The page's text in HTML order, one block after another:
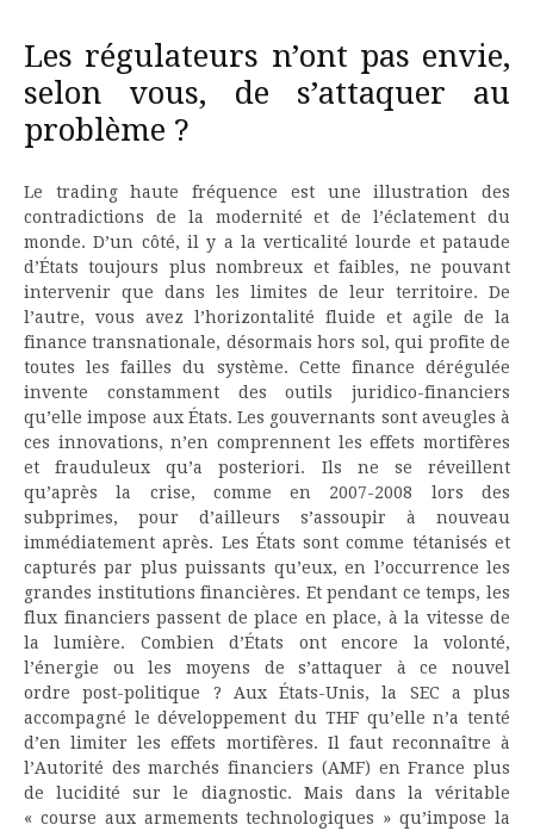
Les régulateurs n’ont pas envie,
selon vous, de s’attaquer au
problème ?
Le trading haute fréquence est une illustration des
contradictions de la modernité et de l’éclatement du
monde. D’un côté, il y a la verticalité lourde et pataude
d’États toujours plus nombreux et faibles, ne pouvant
intervenir que dans les limites de leur territoire. De
l’autre, vous avez l’horizontalité fluide et agile de la
finance transnationale, désormais hors sol, qui profite de
toutes les failles du système. Cette finance dérégulée
invente constamment des outils juridico-financiers
qu’elle impose aux États. Les gouvernants sont aveugles à
ces innovations, n’en comprennent les effets mortifères
et frauduleux qu’a posteriori. Ils ne se réveillent
qu’après la crise, comme en 2007-2008 lors des
subprimes, pour d’ailleurs s’assoupir à nouveau
immédiatement après. Les États sont comme tétanisés et
capturés par plus puissants qu’eux, en l’occurrence les
grandes institutions financières. Et pendant ce temps, les
flux financiers passent de place en place, à la vitesse de
la lumière. Combien d’États ont encore la volonté,
l’énergie ou les moyens de s’attaquer à ce nouvel
ordre post-politique ? Aux États-Unis, la SEC a plus
accompagné le développement du THF qu’elle n’a tenté
d’en limiter les effets mortifères. Il faut reconnaître à
l’Autorité des marchés financiers (AMF) en France plus
de lucidité sur le diagnostic. Mais dans la véritable
« course aux armements technologiques » qu’impose la